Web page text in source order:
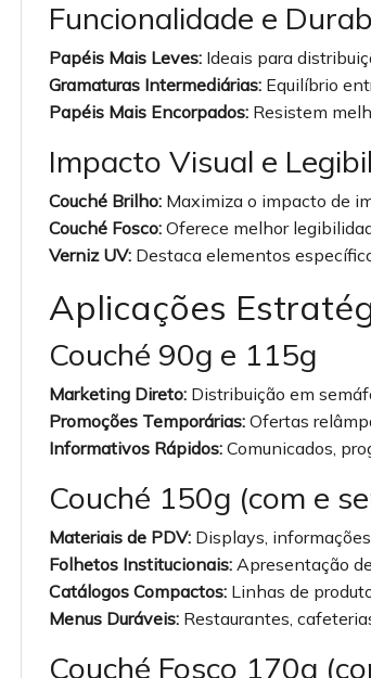
Funcionalidade e
Papéis Mais Leves: Ideais para
Gramaturas Intermediárias: Equilíbrio
Papéis Mais Encorpados: Resistem
Impacto Visual e
Couché Brilho: Maximiza o impacto de
Couché Fosco: Oferece melhor
Verniz UV: Destaca elementos
Aplicações
Couché 90g e 115g
Marketing Direto: Distribuição em
Promoções Temporárias: Ofertas
Informativos Rápidos: Comunicados,
Couché 150g (com e
Materiais de PDV: Displays,
Folhetos Institucionais: Apresentação
Catálogos Compactos: Linhas de
Menus Duráveis: Restaurantes,
Couché Fosco 170g